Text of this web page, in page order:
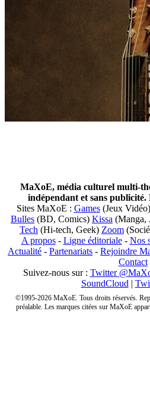
MaXoE, média culturel multi-
indépendant et sans publicité.
Sites MaXoE : Games(Jeux Vidéo)
Bulles (BD, Comics) Kissa (Manga,
Tech (Hi-tech, Geek) Zoom
A propos- Ligne éditoriale- Nos
Actualité - Partenariats - Rejoindre
Contact
Suivez-nous sur : Twitter
SoundCloud |
©1995-2026 MaXoE. Tous droits réservés.
préalable. Les marques citées sur MaXoE